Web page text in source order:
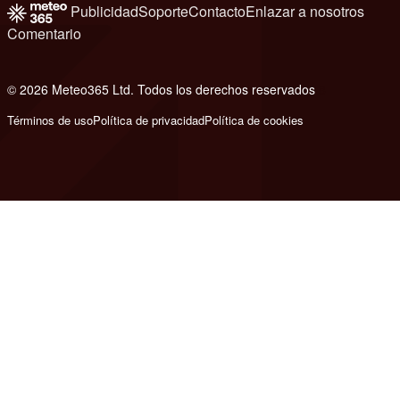
PublicidadSoporteContactoEnlazar a nosotros
Comentario
© 2026 Meteo365 Ltd. Todos los derechos reservados
Términos de usoPolítica de privacidadPolítica de cookies